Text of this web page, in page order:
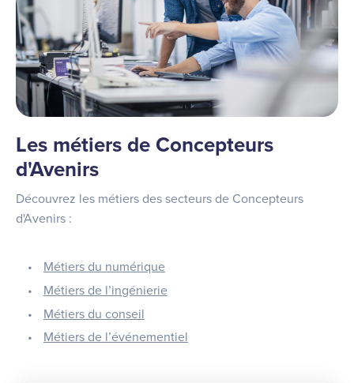
Les métiers de Concepteurs
d'Avenirs
Découvrez les métiers des secteurs de Concepteurs
d'Avenirs :
Métiers du numérique
Métiers de l’ingénierie
Métiers du conseil
Métiers de l’événementiel